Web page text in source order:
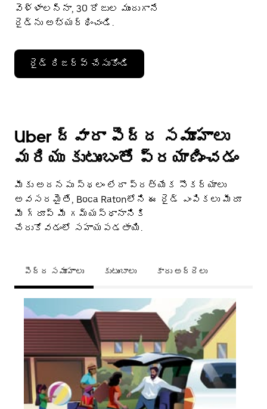
వెళ్ళాలన్నా, 30 రోజుల ముందుగానే
రైడ్‌ను అభ్యర్థించండి.
రైడ్ రిజర్వ్ చేసుకోండి
Uber ద్వారా పెద్ద సమూహాలు
మరియు కుటుంబంతో ప్రయాణించడం
మీకు అదనపు స్థలం లేదా ప్రత్యేక సౌకర్యాలు
అవసరమైతే, Boca Ratonలోని ఈ రైడ్ ఎంపికలు మీరూ
మీ గ్రూప్ మీ గమ్యస్థానానికి
చేరుకోవడంలో సహాయపడతాయి.
పెద్ద సమూహాలు కుటుంబాలు కారు అద్దెలు